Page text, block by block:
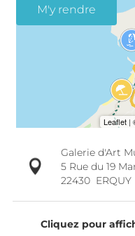
M'y rendre
Galerie d'Art
5 Rue du 19
22430 ERQUY
Cliquez pour